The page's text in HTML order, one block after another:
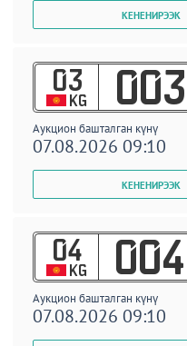
03
KG 003
Аукцион башталган күнү
07.08.2026 09:10
04
KG 004
Аукцион башталган күнү
07.08.2026 09:10